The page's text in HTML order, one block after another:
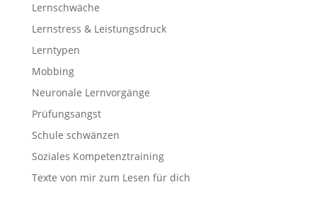
Lernschwäche
Lernstress & Leistungsdruck
Lerntypen
Mobbing
Neuronale Lernvorgänge
Prüfungsangst
Schule schwänzen
Soziales Kompetenztraining
Texte von mir zum Lesen für dich